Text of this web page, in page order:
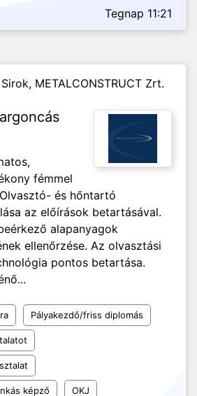
Tegnap 11:21
Sirok, METALCONSTRUCT Zrt.
fémmel
és hőntartó
az előírások betartásával.
alapanyagok
ellenőrzése. Az olvasztási
pontos betartása.
Pályakezdő/friss diplomás
képző OKJ